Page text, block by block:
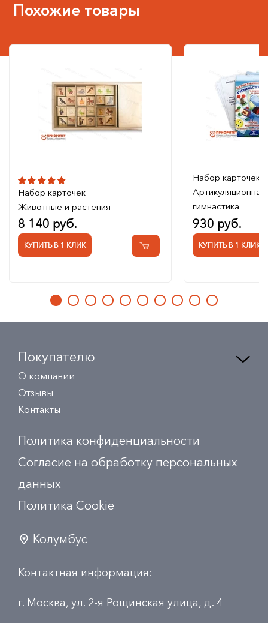
Похожие товары
Набор карточек
Животные и растения
8 140 руб.
КУПИТЬ В 1 КЛИК
Набор карточек
Артикуляционная
гимнастика
930 руб.
КУПИТЬ В 1 КЛИК
Покупателю
О компании
Отзывы
Контакты
Политика конфиденциальности
Согласие на обработку персональных
данных
Политика Сookie
Колумбус
Контактная информация:
г. Москва, ул. 2-я Рощинская улица, д. 4